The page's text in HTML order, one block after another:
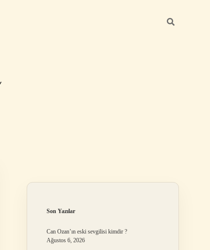
Son Yazılar
Can Ozan’ın eski sevgilisi kimdir ?
Ağustos 6, 2026